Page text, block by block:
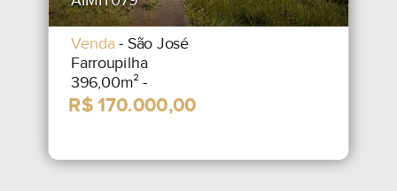
Venda - São José
Farroupilha
396,00m² -